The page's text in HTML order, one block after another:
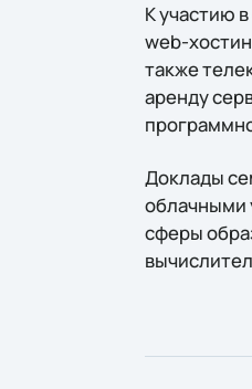
К участию
web-
также
аренду
Доклады
облачными
сферы